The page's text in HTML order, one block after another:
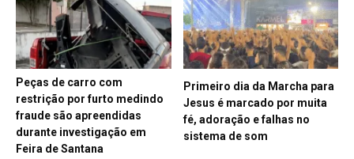
Peças de carro com
restrição por furto medindo
fraude são apreendidas
durante investigação em
Feira de Santana
Primeiro dia da Marcha para
Jesus é marcado por muita
fé, adoração e falhas no
sistema de som